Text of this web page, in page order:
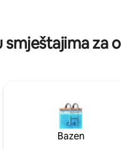
smještajima za
Bazen